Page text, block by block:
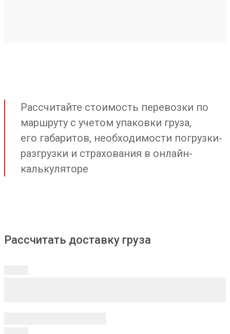
Рассчитайте стоимость перевозки по
маршруту с учетом упаковки груза,
его габаритов, необходимости погрузки-
разгрузки и страхования в онлайн-
калькуляторе
Рассчитать доставку груза